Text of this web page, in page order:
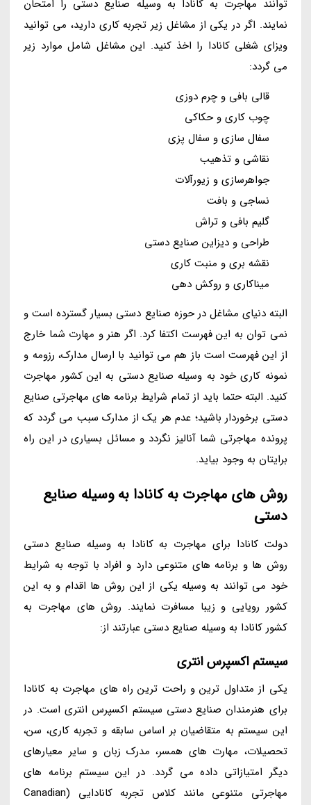
توانند مهاجرت به کانادا به وسیله صنایع دستی را امتحان
نمایند. اگر در یکی از مشاغل زیر تجربه کاری دارید، می توانید
ویزای شغلی کانادا را اخذ کنید. این مشاغل شامل موارد زیر
می گردد:
قالی بافی و چرم دوزی
چوب کاری و حکاکی
سفال سازی و سفال پزی
نقاشی و تذهیب
جواهرسازی و زیورآلات
نساجی و بافت
گلیم بافی و تراش
طراحی و دیزاین صنایع دستی
نقشه بری و منبت کاری
میناکاری و روکش دهی
البته دنیای مشاغل در حوزه صنایع دستی بسیار گسترده است و
نمی توان به این فهرست اکتفا کرد. اگر هنر و مهارت شما خارج
از این فهرست است باز هم می توانید با ارسال مدارک، رزومه و
نمونه کاری خود به وسیله صنایع دستی به این کشور مهاجرت
کنید. البته حتما باید از تمام شرایط برنامه های مهاجرتی صنایع
دستی برخوردار باشید؛ عدم هر یک از مدارک سبب می گردد که
پرونده مهاجرتی شما آنالیز نگردد و مسائل بسیاری در این راه
برایتان به وجود بیاید.
روش های مهاجرت به کانادا به وسیله صنایع
دستی
دولت کانادا برای مهاجرت به کانادا به وسیله صنایع دستی
روش ها و برنامه های متنوعی دارد و افراد با توجه به شرایط
خود می توانند به وسیله یکی از این روش ها اقدام و به این
کشور رویایی و زیبا مسافرت نمایند. روش های مهاجرت به
کشور کانادا به وسیله صنایع دستی عبارتند از:
سیستم اکسپرس انتری
یکی از متداول ترین و راحت ترین راه های مهاجرت به کانادا
برای هنرمندان صنایع دستی سیستم اکسپرس انتری است. در
این سیستم به متقاضیان بر اساس سابقه و تجربه کاری، سن،
تحصیلات، مهارت های همسر، مدرک زبان و سایر معیارهای
دیگر امتیازاتی داده می گردد. در این سیستم برنامه های
مهاجرتی متنوعی مانند کلاس تجربه کانادایی (Canadian